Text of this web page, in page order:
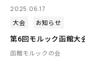
2025.06.17
大会
お知らせ
第6回モルック函館
函館モルックの会